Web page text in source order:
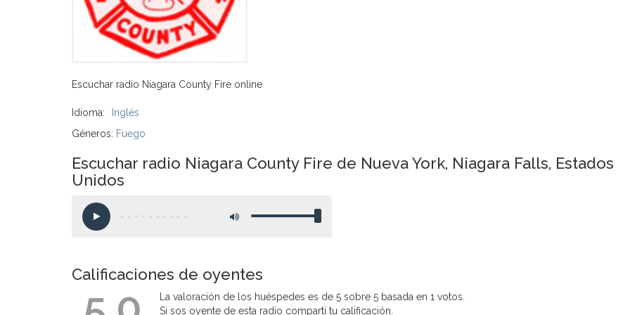
Escuchar radio Niagara County Fire online
Idioma:
Inglés
Géneros: Fuego
Escuchar radio Niagara County Fire de Nueva York, Niagara Falls, Estados
Unidos
Calificaciones de oyentes
La valoración de los huéspedes es de 5 sobre 5 basada en 1 votos.
Si sos oyente de esta radio compartí tu calificación.